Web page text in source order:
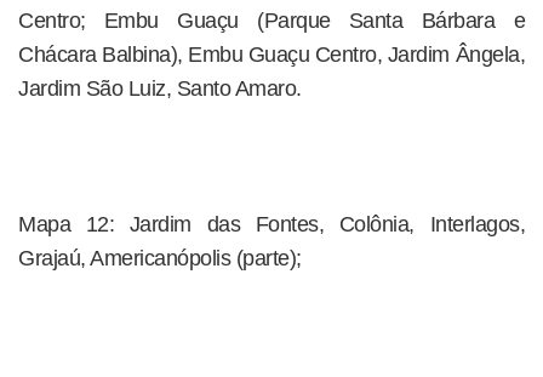
Centro; Embu Guaçu (Parque Santa Bárbara e
Chácara Balbina), Embu Guaçu Centro, Jardim Ângela,
Jardim São Luiz, Santo Amaro.
Mapa 12: Jardim das Fontes, Colônia, Interlagos,
Grajaú, Americanópolis (parte);